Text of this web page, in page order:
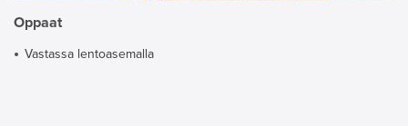
Oppaat
Vastassa lentoasemalla